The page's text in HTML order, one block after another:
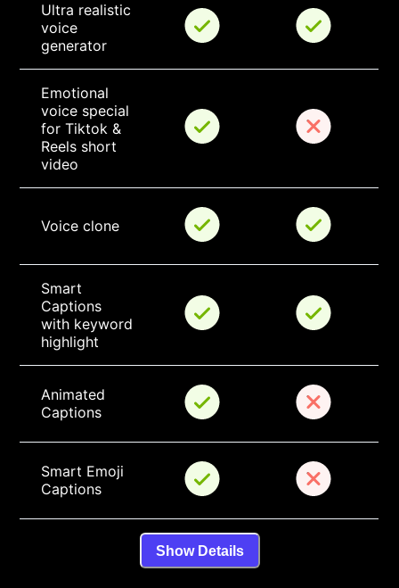
Ultra realistic
voice
generator
Emotional
voice special
for Tiktok &
Reels short
video
Voice clone
Smart
Captions
with keyword
highlight
Animated
Captions
Smart Emoji
Captions
Show Details